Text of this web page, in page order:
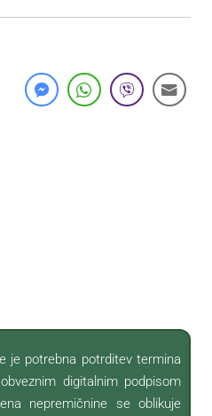
je potrebna potrditev termina
digitalnim podpisom
nepremičnine se oblikuje